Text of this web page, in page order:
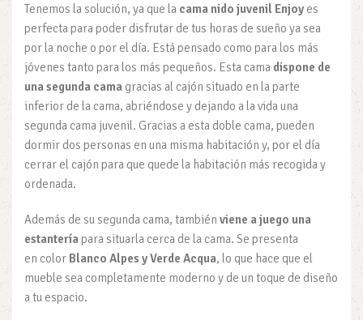
Tenemos la solución, ya que la cama nido juvenil Enjoy es
perfecta para poder disfrutar de tus horas de sueño ya sea
por la noche o por el día. Está pensado como para los más
jóvenes tanto para los más pequeños. Esta cama dispone de
una segunda cama gracias al cajón situado en la parte
inferior de la cama, abriéndose y dejando a la vida una
segunda cama juvenil. Gracias a esta doble cama, pueden
dormir dos personas en una misma habitación y, por el día
cerrar el cajón para que quede la habitación más recogida y
ordenada.
Además de su segunda cama, también viene a juego una
estantería para situarla cerca de la cama. Se presenta
en color Blanco Alpes y Verde Acqua, lo que hace que el
mueble sea completamente moderno y de un toque de diseño
a tu espacio.